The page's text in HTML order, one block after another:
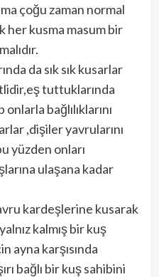
çoğu zaman normal
her kusma masum bir
da sık sık kusarlar
tuttuklarında
bağlılıklarını
,dişiler yavrularını
yüzden onları
ulaşana kadar
kardeşlerine kusarak
kalmış bir kuş
ayna karşısında
bağlı bir kuş sahibini